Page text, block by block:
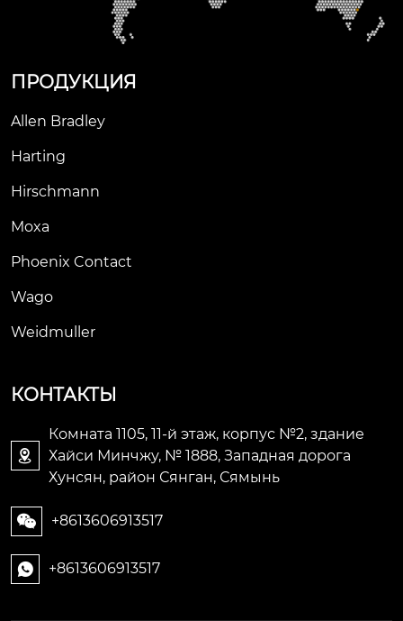
ПРОДУКЦИЯ
Allen Bradley
Harting
Hirschmann
Moxa
Phoenix Contact
Wago
Weidmuller
КОНТАКТЫ

Комната 1105, 11-й этаж, корпус №2, здание
Хайси Минчжу, № 1888, Западная дорога
Хунсян, район Сянган, Сямынь
 +8613606913517
 +8613606913517